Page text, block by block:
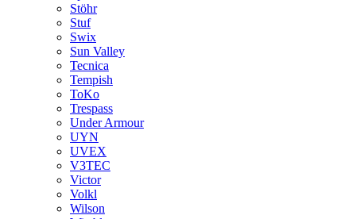
Stöhr
Stuf
Swix
Sun Valley
Tecnica
Tempish
ToKo
Trespass
Under Armour
UYN
UVEX
V3TEC
Victor
Volkl
Wilson